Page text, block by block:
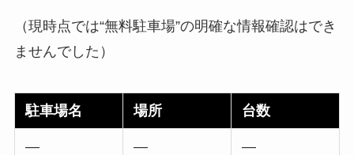
（現時点では“無料駐車場”の明確な情報確認はでき
ませんでした）
駐車場名 場所 台数
— — —